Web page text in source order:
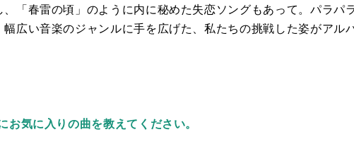
「春雷の頃」のように内に秘めた失恋ソングもあって。パラパ
広い音楽のジャンルに手を広げた、私たちの挑戦した姿がアル
気に入りの曲を教えてください。